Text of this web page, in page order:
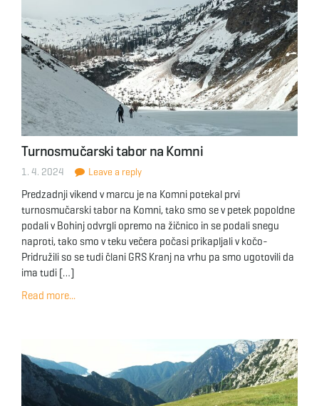
v
i
a
o
Turnosmučarski tabor na Komni
1. 4. 2024 Leave a reply
Predzadnji vikend v marcu je na Komni potekal prvi
turnosmučarski tabor na Komni, tako smo se v petek popoldne
podali v Bohinj odvrgli opremo na žičnico in se podali snegu
naproti, tako smo v teku večera počasi prikapljali v kočo-
Pridružili so se tudi člani GRS Kranj na vrhu pa smo ugotovili da
ima tudi […]
Read more...